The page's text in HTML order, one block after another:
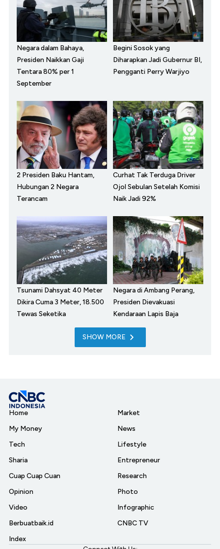
Negara dalam Bahaya,
Presiden Naikkan Gaji
Tentara 80% per 1
September
Begini Sosok yang
Diharapkan Jadi Gubernur BI,
Pengganti Perry Warjiyo
2 Presiden Baku Hantam,
Hubungan 2 Negara
Terancam
Curhat Tak Terduga Driver
Ojol Sebulan Setelah Komisi
Naik Jadi 92%
Tsunami Dahsyat 40 Meter
Dikira Cuma 3 Meter, 18.500
Tewas Seketika
Negara di Ambang Perang,
Presiden Dievakuasi
Kendaraan Lapis Baja
SHOW MORE
Home
My Money
Tech
Sharia
Cuap Cuap Cuan
Opinion
Video
Berbuatbaik.id
Index
Market
News
Lifestyle
Entrepreneur
Research
Photo
Infographic
CNBC TV